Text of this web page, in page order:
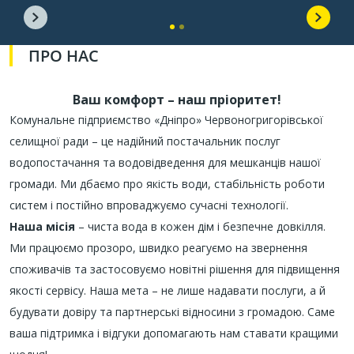
ПРО НАС
Ваш комфорт – наш пріоритет!
Комунальне підприємство «Дніпро» Червоногригорівської
селищної ради – це надійний постачальник послуг
водопостачання та водовідведення для мешканців нашої
громади. Ми дбаємо про якість води, стабільність роботи
систем і постійно впроваджуємо сучасні технології.
Наша місія – чиста вода в кожен дім і безпечне довкілля.
Ми працюємо прозоро, швидко реагуємо на звернення
споживачів та застосовуємо новітні рішення для підвищення
якості сервісу. Наша мета – не лише надавати послуги, а й
будувати довіру та партнерські відносини з громадою. Саме
ваша підтримка і відгуки допомагають нам ставати кращими